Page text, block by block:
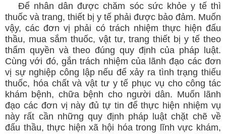
Để nhân dân được chăm sóc sức khỏe y tế thì
thuốc và trang, thiết bị y tế phải được bảo đảm. Muốn
vậy, các đơn vị phải có trách nhiệm thực hiện đấu
thầu, mua sắm thuốc, vật tư, trang thiết bị y tế theo
thẩm quyền và theo đúng quy định của pháp luật.
Cùng với đó, gắn trách nhiệm của lãnh đạo các đơn
vị sự nghiệp công lập nếu để xảy ra tình trạng thiếu
thuốc, hóa chất và vật tư y tế phục vụ cho công tác
khám bệnh, chữa bệnh cho người dân. Muốn lãnh
đạo các đơn vị này đủ tự tin để thực hiện nhiệm vụ
này rất cần những quy định pháp luật chặt chẽ về
đấu thầu, thực hiện xã hội hóa trong lĩnh vực khám,